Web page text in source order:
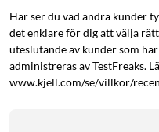
Här ser du vad andra kunder
det enklare för dig att välja
uteslutande av kunder som
administreras av TestFreaks.
www.kjell.com/se/villkor/